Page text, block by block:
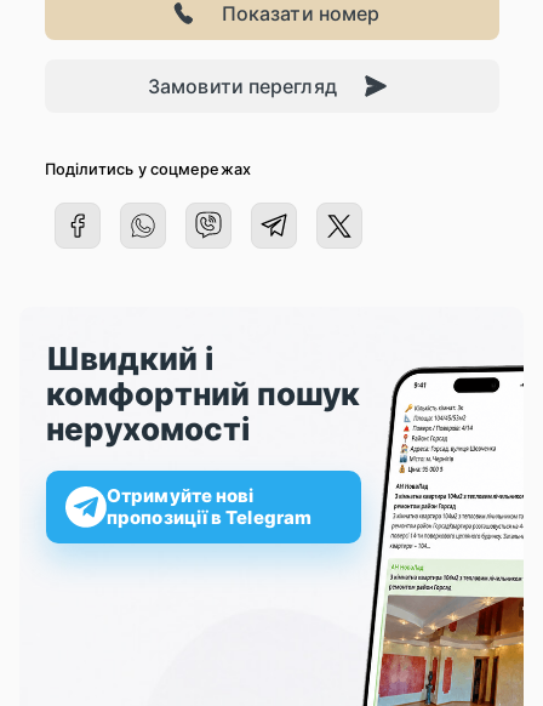
Показати номер
Замовити перегляд
Поділитись у соцмережах
Швидкий і
комфортний пошук
нерухомості
Отримуйте нові
пропозиції в Telegram